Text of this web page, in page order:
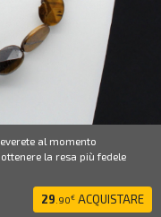
al momento
la resa più fedele
29 .90€ ACQUISTARE